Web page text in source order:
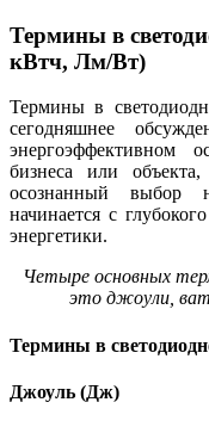
Термины в
кВтч, Лм/Вт)
Термины в
сегодняшнее
энергоэффективном
бизнеса или
осознанный выбор
начинается с
энергетики.
Четыре основных
это джоули,
Термины в
Джоуль (Дж)